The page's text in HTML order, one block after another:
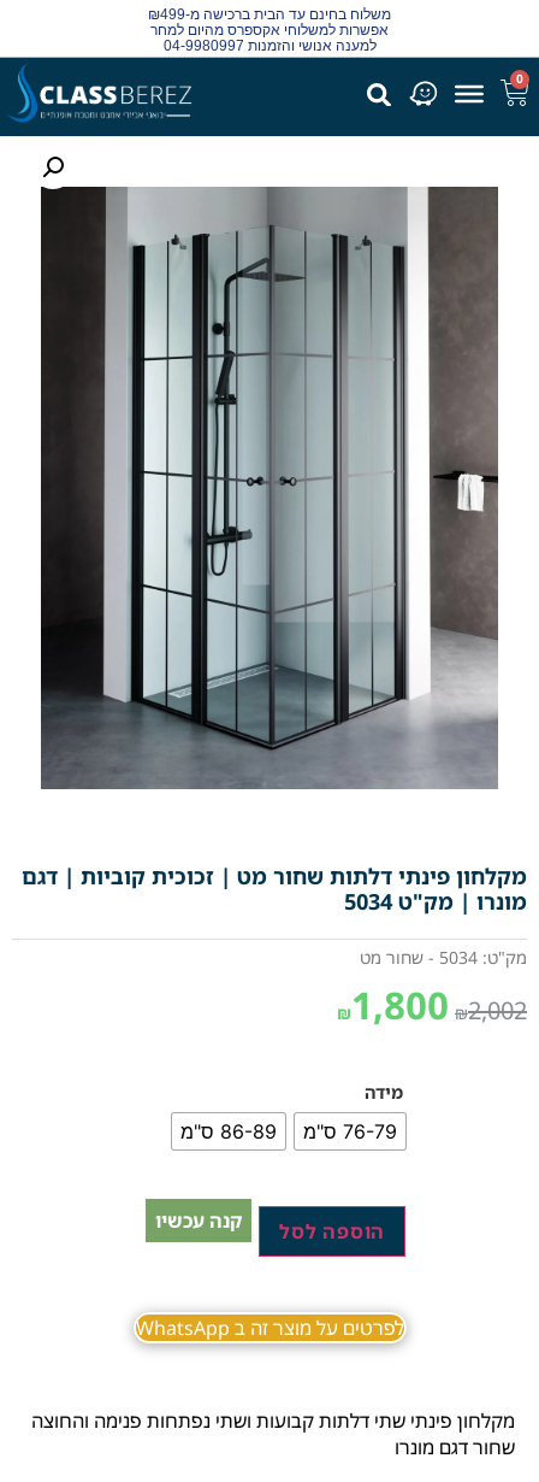
משלוח בחינם עד הבית ברכישה מ-₪499
אפשרות למשלוחי אקספרס מהיום למחר
למענה אנושי והזמנות 04-9980997
0
מקלחון פינתי דלתות שחור מט | זכוכית קוביות | דגם
מונרו | מק"ט 5034
מק"ט: 5034 - שחור מט
₪2,002
₪1,800
מידה
76-79 ס"מ 86-89 ס"מ
קנה עכשיו הוספה לסל
לפרטים על מוצר זה ב WhatsApp
מקלחון פינתי שתי דלתות קבועות ושתי נפתחות פנימה והחוצה
שחור דגם מונרו